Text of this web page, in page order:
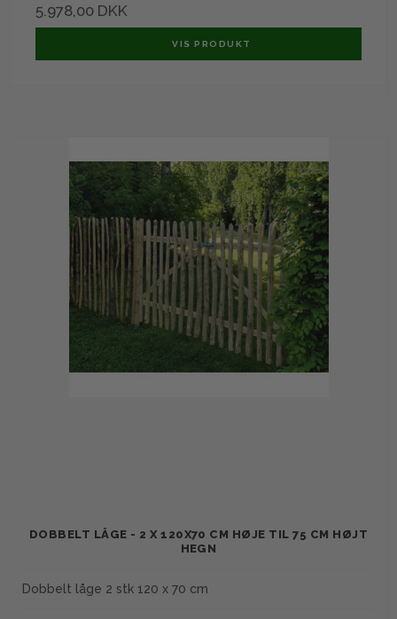
5.978,00 DKK
VIS PRODUKT
DOBBELT LÅGE - 2 X 120X70 CM HØJE TIL 75 CM HØJT
HEGN
Dobbelt låge 2 stk 120 x 70 cm